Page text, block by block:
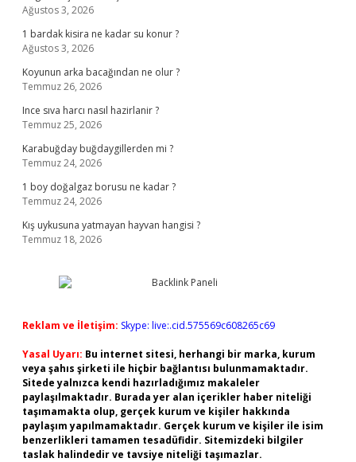
Ağustos 3, 2026
1 bardak kisira ne kadar su konur ?
Ağustos 3, 2026
Koyunun arka bacağından ne olur ?
Temmuz 26, 2026
Ince sıva harcı nasıl hazirlanir ?
Temmuz 25, 2026
Karabuğday buğdaygillerden mi ?
Temmuz 24, 2026
1 boy doğalgaz borusu ne kadar ?
Temmuz 24, 2026
Kış uykusuna yatmayan hayvan hangisi ?
Temmuz 18, 2026
Reklam ve İletişim: Skype: live:.cid.575569c608265c69
Yasal Uyarı: Bu internet sitesi, herhangi bir marka, kurum
veya şahıs şirketi ile hiçbir bağlantısı bulunmamaktadır.
Sitede yalnızca kendi hazırladığımız makaleler
paylaşılmaktadır. Burada yer alan içerikler haber niteliği
taşımamakta olup, gerçek kurum ve kişiler hakkında
paylaşım yapılmamaktadır. Gerçek kurum ve kişiler ile isim
benzerlikleri tamamen tesadüfidir. Sitemizdeki bilgiler
taslak halindedir ve tavsiye niteliği taşımazlar.